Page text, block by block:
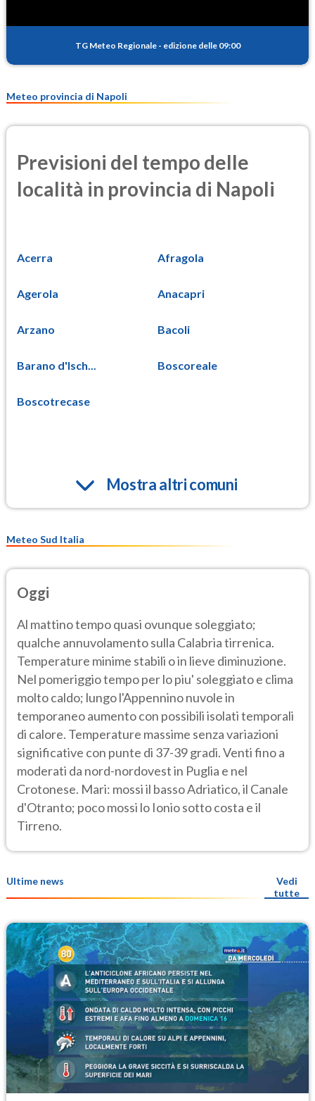
TG Meteo Regionale - edizione delle 09:00
Meteo provincia di Napoli
Previsioni del tempo delle
località in provincia di Napoli
Acerra Afragola
Agerola Anacapri
Arzano Bacoli
Barano d'Isch... Boscoreale
Boscotrecase
Mostra altri comuni
Meteo Sud Italia
Oggi
Al mattino tempo quasi ovunque soleggiato;
qualche annuvolamento sulla Calabria tirrenica.
Temperature minime stabili o in lieve diminuzione.
Nel pomeriggio tempo per lo piu' soleggiato e clima
molto caldo; lungo l'Appennino nuvole in
temporaneo aumento con possibili isolati temporali
di calore. Temperature massime senza variazioni
significative con punte di 37-39 gradi. Venti fino a
moderati da nord-nordovest in Puglia e nel
Crotonese. Mari: mossi il basso Adriatico, il Canale
d'Otranto; poco mossi lo Ionio sotto costa e il
Tirreno.
Ultime news
Vedi
tutte